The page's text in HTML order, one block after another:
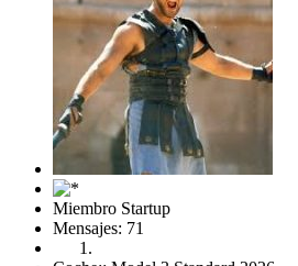
Miembro Startup
Mensajes: 71